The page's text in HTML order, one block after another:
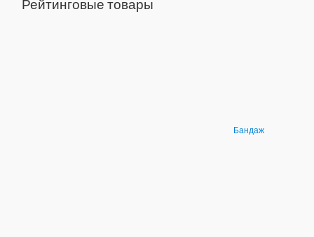
Рейтинговые товары
Бандаж